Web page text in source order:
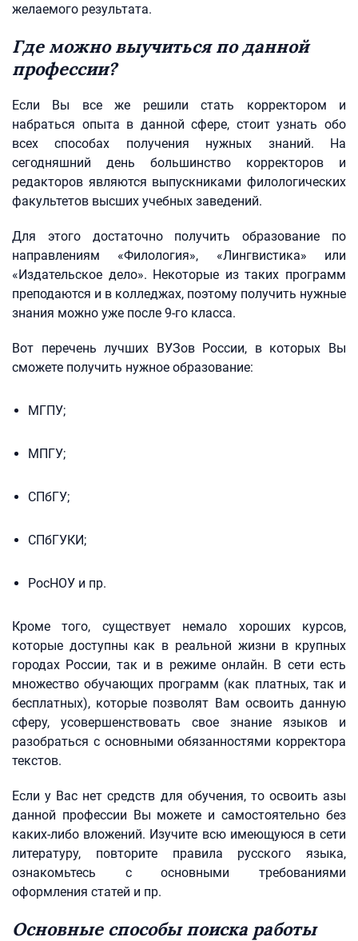
желаемого результата.
Где можно выучиться по данной
профессии?
Если Вы все же решили стать корректором и
набраться опыта в данной сфере, стоит узнать обо
всех способах получения нужных знаний. На
сегодняшний день большинство корректоров и
редакторов являются выпускниками филологических
факультетов высших учебных заведений.
Для этого достаточно получить образование по
направлениям «Филология», «Лингвистика» или
«Издательское дело». Некоторые из таких программ
преподаются и в колледжах, поэтому получить нужные
знания можно уже после 9-го класса.
Вот перечень лучших ВУЗов России, в которых Вы
сможете получить нужное образование:
МГПУ;
МПГУ;
СПбГУ;
СПбГУКИ;
РосНОУ и пр.
Кроме того, существует немало хороших курсов,
которые доступны как в реальной жизни в крупных
городах России, так и в режиме онлайн. В сети есть
множество обучающих программ (как платных, так и
бесплатных), которые позволят Вам освоить данную
сферу, усовершенствовать свое знание языков и
разобраться с основными обязанностями корректора
текстов.
Если у Вас нет средств для обучения, то освоить азы
данной профессии Вы можете и самостоятельно без
каких-либо вложений. Изучите всю имеющуюся в сети
литературу, повторите правила русского языка,
ознакомьтесь с основными требованиями
оформления статей и пр.
Основные способы поиска работы